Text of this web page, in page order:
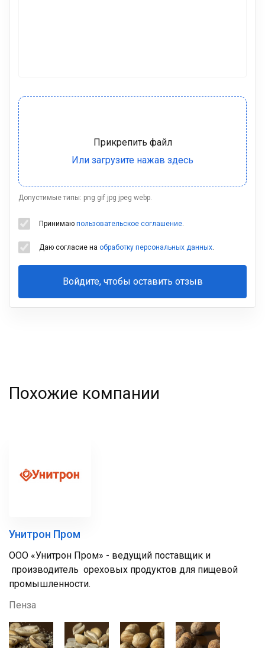
Допустимые типы: png gif jpg jpeg webp.
Принимаю пользовательское соглашение.
Даю согласие на обработку персональных данных.
Войдите, чтобы оставить отзыв
Ваша
Похожие компании
Унитрон Пром
ООО «Унитрон Пром» - ведущий поставщик и
производитель ореховых продуктов для пищевой
промышленности.
Пенза